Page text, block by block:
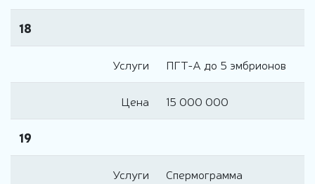
18
Услуги ПГТ-А до 5 эмбрионов
Цена 15 000 000
19
Услуги
Спермограмма